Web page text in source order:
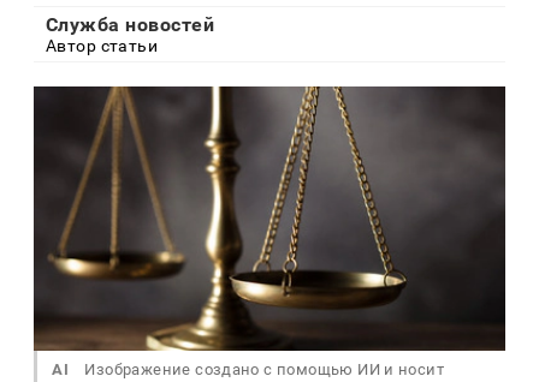
Служба новостей
Автор статьи
AI
Изображение создано с помощью ИИ и носит